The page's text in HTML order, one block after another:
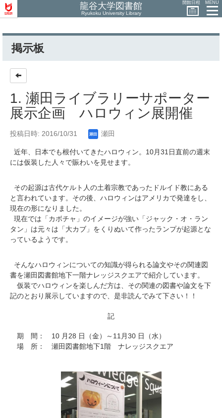
龍谷大学図書館
Ryukoku University Library
開館日程 MENU
掲示板
1. 瀬田ライブラリーサポーター
展示企画 ハロウィン展開催
投稿日時: 2016/10/31 瀬田
近年、日本でも根付いてきたハロウィン。 10月 31 日直前の週末
には仮装した人々で賑わいを見せます。
その起源は古代ケルト人の土着宗教であったドルイド教にある
と言われています。その後、ハロウィンはアメリカで発達をし、
現在の形になりました。
現在では「カボチャ」のイメージが強い「ジャック・オ・ラン
タン」は元々は「大カブ」をくりぬいて作ったランプが起源とな
っているようです。
そんなハロウィンについての知識が得られる論文やその関連図
書を瀬田図書館地下一階ナレッジスクエアで紹介しています。
仮装でハロウィンを楽しんだ方は、その関連の図書や論文を下
記のとおり展示していますので、是非読んでみて下さい！！
記
期 間： 10 月 28 日（金）～ 11 月 30 日（水）
場 所： 瀬田図書館地下1 階 ナレッジスクエア